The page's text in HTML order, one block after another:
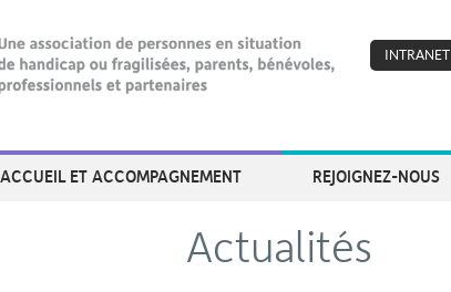
INTRANET
ACCUEIL ET ACCOMPAGNEMENT REJOIGNEZ-NOUS
Actualités